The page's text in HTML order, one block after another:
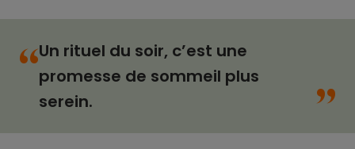
“Un rituel du soir, c’est une
promesse de sommeil plus
serein.
“